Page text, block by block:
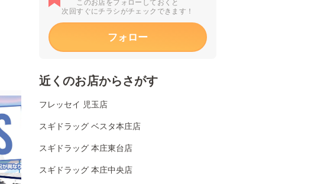
このお店をフォローしておくと
次回すぐにチラシがチェックできます！
フォロー
近くのお店からさがす
フレッセイ 児玉店
スギドラッグ ベスタ本庄店
スギドラッグ 本庄東台店
スギドラッグ 本庄中央店